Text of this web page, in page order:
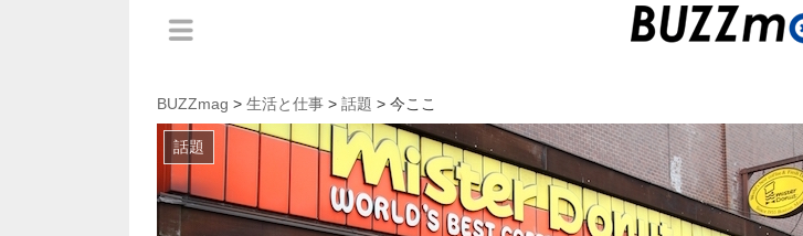
BUZZmag > 生活と仕事 > 話題 > 今ここ
話題